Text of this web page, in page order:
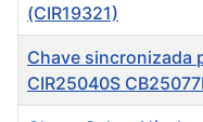
(CIR19321)
Chave sincronizada
CIR25040S